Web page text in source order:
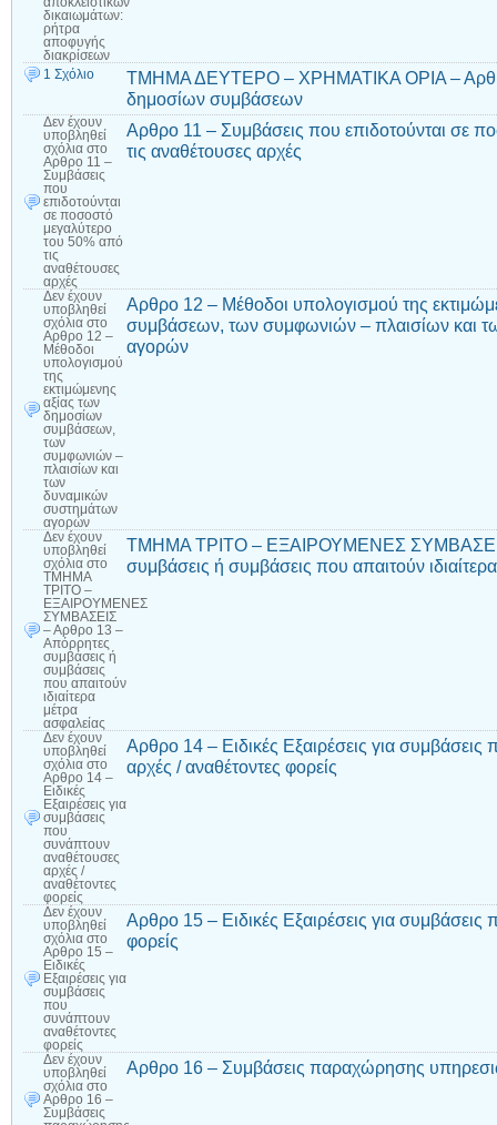
δικαιωμάτων:
ρήτρα
αποφυγής
διακρίσεων
1 Σχόλιο
ΤΜΗΜΑ ΔΕΥΤΕΡΟ – ΧΡΗΜΑΤΙΚΑ ΟΡΙΑ –
δημοσίων συμβάσεων
Δεν έχουν
υποβληθεί
σχόλια στο
Αρθρο 11 –
Συμβάσεις
που
επιδοτούνται
σε ποσοστό
μεγαλύτερο
του 50% από
τις
αναθέτουσες
αρχές
Αρθρο 11 – Συμβάσεις που επιδοτούνται σε
τις αναθέτουσες αρχές
Δεν έχουν
υποβληθεί
σχόλια στο
Αρθρο 12 –
Μέθοδοι
υπολογισμού
της
εκτιμώμενης
αξίας των
δημοσίων
συμβάσεων,
των
συμφωνιών –
πλαισίων και
των
δυναμικών
συστημάτων
αγορών
Αρθρο 12 – Μέθοδοι υπολογισμού της
συμβάσεων, των συμφωνιών – πλαισίων και
αγορών
Δεν έχουν
υποβληθεί
σχόλια στο
ΤΜΗΜΑ
ΤΡΙΤΟ –
ΕΞΑΙΡΟΥΜΕΝΕΣ
ΣΥΜΒΑΣΕΙΣ
– Αρθρο 13 –
Απόρρητες
συμβάσεις ή
συμβάσεις
που απαιτούν
ιδιαίτερα
μέτρα
ασφαλείας
ΤΜΗΜΑ ΤΡΙΤΟ – ΕΞΑΙΡΟΥΜΕΝΕΣ
συμβάσεις ή συμβάσεις που απαιτούν
Δεν έχουν
υποβληθεί
σχόλια στο
Αρθρο 14 –
Ειδικές
Εξαιρέσεις για
συμβάσεις
που
συνάπτουν
αναθέτουσες
αρχές /
αναθέτοντες
φορείς
Αρθρο 14 – Ειδικές Εξαιρέσεις για
αρχές / αναθέτοντες φορείς
Δεν έχουν
υποβληθεί
σχόλια στο
Αρθρο 15 –
Ειδικές
Εξαιρέσεις για
συμβάσεις
που
συνάπτουν
αναθέτοντες
φορείς
Αρθρο 15 – Ειδικές Εξαιρέσεις για
φορείς
Δεν έχουν
υποβληθεί
σχόλια στο
Αρθρο 16 –
Συμβάσεις
Αρθρο 16 – Συμβάσεις παραχώρησης